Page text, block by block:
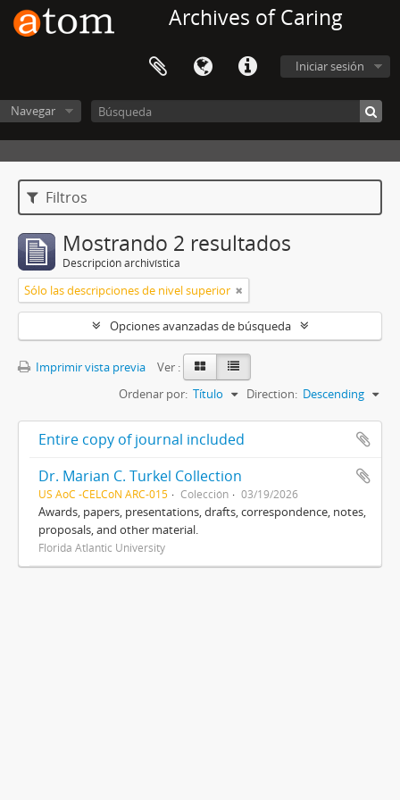
Archives of Caring
Iniciar sesión
Navegar
Filtros
Mostrando 2 resultados
Descripción archivística
Sólo las descripciones de nivel superior
Opciones avanzadas de búsqueda
Imprimir vista previa
Ver :
Ordenar por: Título Direction: Descending
Entire copy of journal included
Dr. Marian C. Turkel Collection
US AoC -CELCoN ARC-015 Colección 03/19/2026
Awards, papers, presentations, drafts, correspondence, notes,
proposals, and other material.
Florida Atlantic University